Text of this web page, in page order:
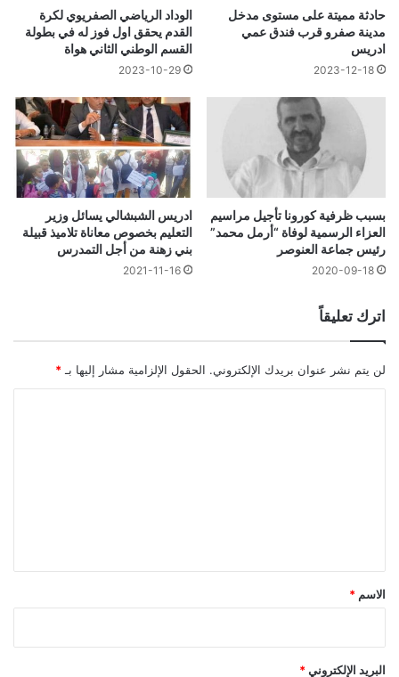
حادثة مميتة على مستوى مدخل
مدينة صفرو قرب فندق عمي
ادريس
2023-12-18
الوداد الرياضي الصفريوي لكرة
القدم يحقق اول فوز له في بطولة
القسم الوطني الثاني هواة
2023-10-29
بسبب ظرفية كورونا تأجيل مراسيم
العزاء الرسمية لوفاة “أرمل محمد”
رئيس جماعة العنوصر
2020-09-18
ادريس الشبشالي يسائل وزير
التعليم بخصوص معاناة تلاميذ قبيلة
بني زهنة من أجل التمدرس
2021-11-16
اترك تعليقاً
لن يتم نشر عنوان بريدك الإلكتروني. الحقول الإلزامية مشار إليها بـ *
*
الاسم *
البريد الإلكتروني *